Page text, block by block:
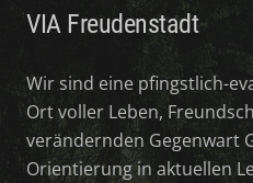
VIA Freudenstadt
Wir sind eine pfingstlich-
Ort voller Leben,
verändernden Gegenwart
Orientierung in aktuellen